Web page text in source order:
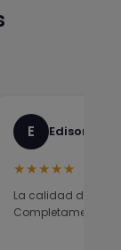
E Edison
★★★★★
La calidad del
Completamente